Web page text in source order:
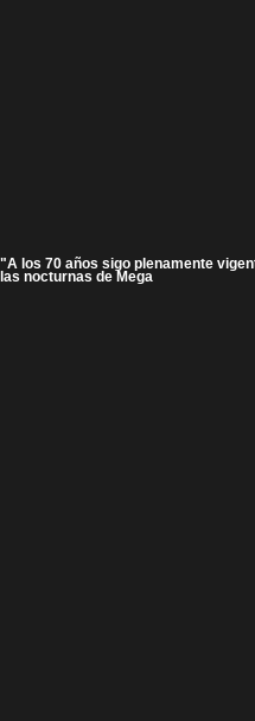
"A los 70 años sigo plenamente
las nocturnas de Mega